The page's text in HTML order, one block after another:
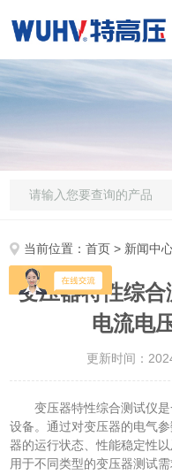
当前位置：首页 > 新闻中
变压器特性综
电流电
更新时间：
变压器特性综合测试仪是
设备。通过对变压器的电气
器的运行状态、性能稳定性
用于不同类型的变压器测试